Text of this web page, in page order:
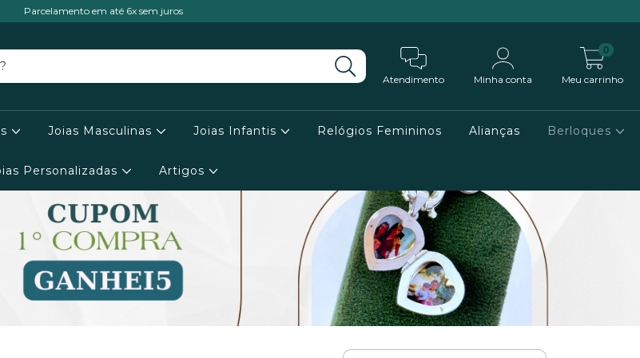
Parcelamento em até 6x sem juros
Atendimento Minha conta Meu carrinho
0
Joias Masculinas Joias Infantis Relógios Femininos Alianças Berloques
Personalizadas Artigos